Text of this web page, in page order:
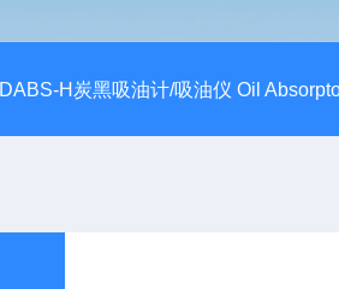
DABS-H炭黑吸油计/吸油仪 Oil